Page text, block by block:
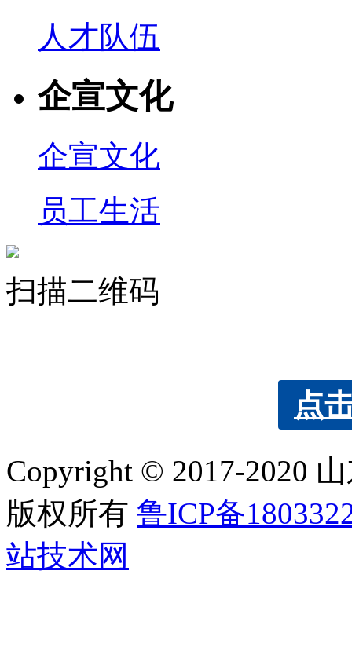
人才队伍
企宣文化
企宣文化
员工生活
扫描二维码
点
Copyright © 2017-2020
版权所有 鲁ICP备
站技术网